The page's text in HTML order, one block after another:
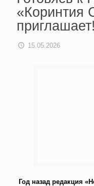
«Коринтия
приглашает!
15.05.2026
Год назад редакция